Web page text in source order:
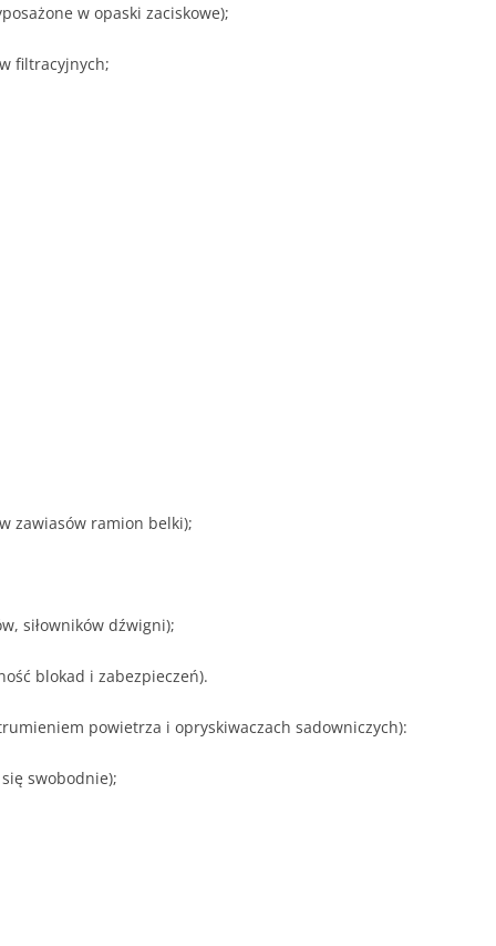
w opaski zaciskowe);
filtracyjnych;
zawiasów ramion belki);
siłowników dźwigni);
blokad i zabezpieczeń).
powietrza i opryskiwaczach sadowniczych):
swobodnie);